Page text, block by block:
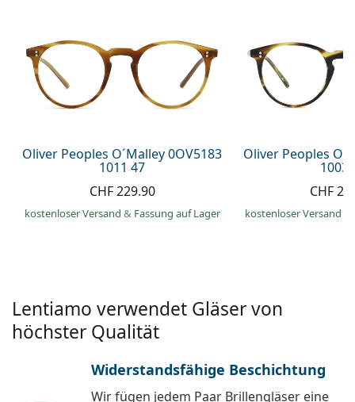
Prada
Alle Marken
Oliver Peoples O´Malley 0OV5183
1011 47
CHF 229.90
kostenloser Versand & Fassung auf Lager
Oliver Peoples
1003
CHF
kostenloser Versand
Lentiamo verwendet Gläser von
höchster Qualität
Widerstandsfähige Beschichtung
Wir fügen jedem Paar Brillengläser eine